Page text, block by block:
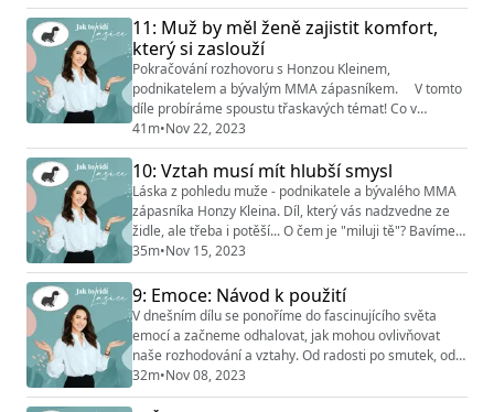
vyššímu sebevědomí i o tom, že druzí se k nám chovají
tak, jak jim dovolíme. Jak expertka na etiketu vnímá
mužské a ženské role a má to tak i u sebe doma? A jak
přistupovat k našim partnerů...
11: Muž by měl ženě zajistit komfort,
který si zaslouží
Pokračování rozhovoru s Honzou Kleinem,
podnikatelem a bývalým MMA zápasníkem. V tomto
díle probíráme spoustu třaskavých témat! Co v
podcastu například zazní? - Nevěra ve vztazích - je to
"právo" na uspokojení potřeb? - Muž může dobýt celý
svět, ale potřebuje mít pro koho to dělat. - Ženy si něco
myslí, něco jiného říkají a něco jiného je realita. - Role
mužů a žen ve vztazích - Chlapi se ...
41m•Nov 22, 2023
10: Vztah musí mít hlubší smysl
Láska z pohledu muže - podnikatele a bývalého MMA
zápasníka Honzy Kleina. Díl, který vás nadzvedne ze
židle, ale třeba i potěší... O čem je "miluji tě"? Bavíme
se o sobectví ve vztazích, ale i o hledání míry v tom,
kdy je vztah lepší opustit, a kdy o něj naopak pečovat.
Sledujte @jak_to_vidi_lasice & @vztahovy_institut
35m•Nov 15, 2023
9: Emoce: Návod k použití
V dnešním dílu se ponoříme do fascinujícího světa
emocí a začneme odhalovat, jak mohou ovlivňovat
naše rozhodování a vztahy. Od radosti po smutek, od
strachu po naději – naše emoce jsou stejně různorodé
jako život sám. Co s tím, když nás v konfliktu ovládnou
32m•Nov 08, 2023